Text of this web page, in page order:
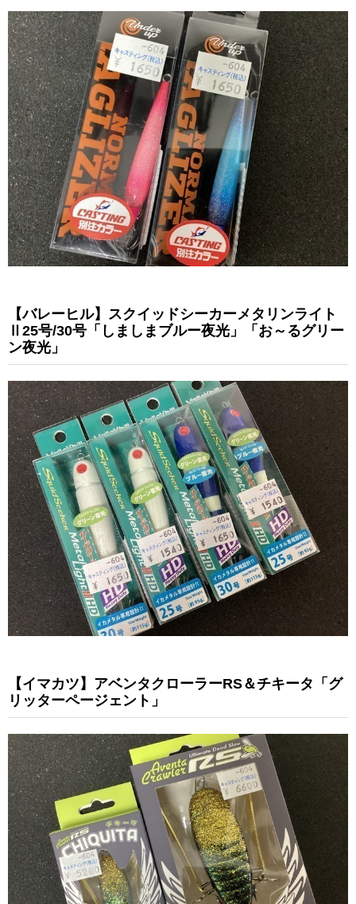
【バレーヒル】スクイッドシーカーメタリンライト
Ⅱ25号/30号「しましまブルー夜光」「お～るグリー
ン夜光」
【イマカツ】アベンタクローラーRS＆チキータ「グ
リッターページェント」